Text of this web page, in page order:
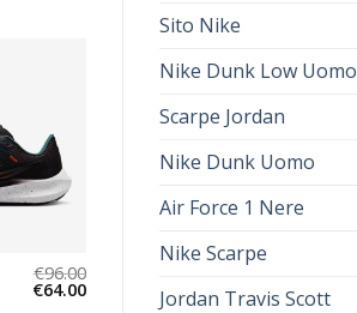
Sito Nike
Nike Dunk Low Uomo
Scarpe Jordan
Nike Dunk Uomo
Air Force 1 Nere
Nike Scarpe
Jordan Travis Scott
€96.00
€64.00